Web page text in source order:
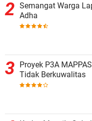
Semangat Warga
Adha
Proyek P3A
Tidak Berkuwalitas